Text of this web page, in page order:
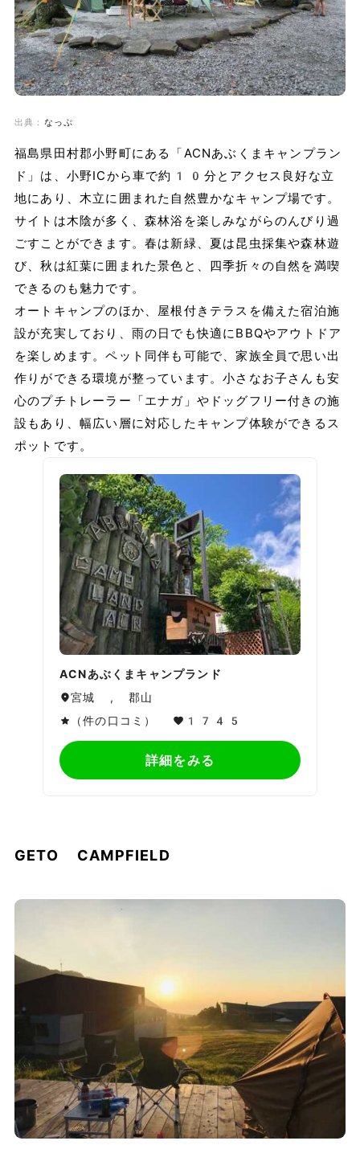
出典： なっぷ
福島県田村郡小野町にある「ACNあぶくまキャンプラン
ド」は、小野ICから車で約10分とアクセス良好な立
地にあり、木立に囲まれた自然豊かなキャンプ場です。
サイトは木陰が多く、森林浴を楽しみながらのんびり過
ごすことができます。春は新緑、夏は昆虫採集や森林遊
び、秋は紅葉に囲まれた景色と、四季折々の自然を満喫
できるのも魅力です。
オートキャンプのほか、屋根付きテラスを備えた宿泊施
設が充実しており、雨の日でも快適にBBQやアウトドア
を楽しめます。ペット同伴も可能で、家族全員で思い出
作りができる環境が整っています。小さなお子さんも安
心のプチトレーラー「エナガ」やドッグフリー付きの施
設もあり、幅広い層に対応したキャンプ体験ができるス
ポットです。
ACNあぶくまキャンプランド
宮城 , 郡山
（件の口コミ）
1745
詳細をみる
GETO CAMPFIELD